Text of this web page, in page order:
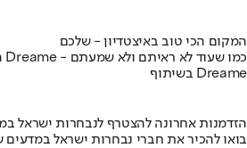
המקום הכי טוב באיצטדיון - שלכם
המונדיאל עם מסכי Dreame - כמו שעוד לא ראיתם ולא שמעתם
בשיתוף Dreame
הזדמנות אחרונה להצטרף לנבחרות ישראל
בואו להכיר את חברי נבחרות ישראל